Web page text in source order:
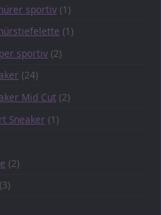
sportiv (1)
(1)
sportiv (2)
(24)
Mid Cut (2)
Sneaker (1)
(2)
(3)